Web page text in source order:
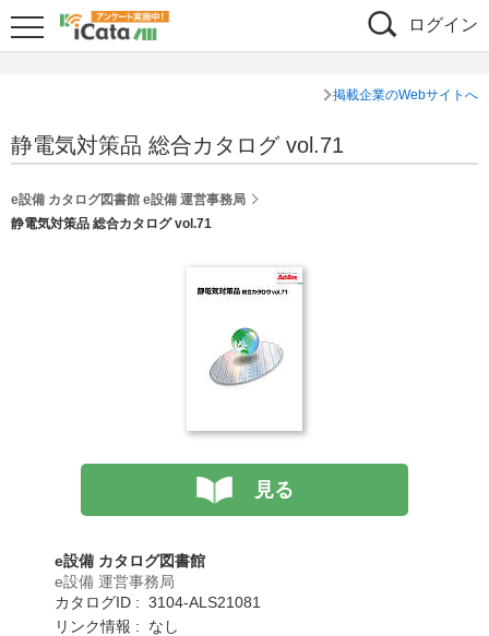
ログイン
掲載企業のWebサイトへ
静電気対策品 総合カタログ vol.71
e設備 カタログ図書館 e設備 運営事務局
静電気対策品 総合カタログ vol.71
見る
e設備 カタログ図書館
e設備 運営事務局
カタログID : 3104-ALS21081
リンク情報 : なし